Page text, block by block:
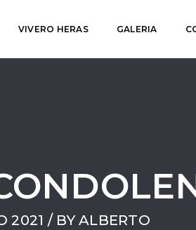
VIVERO HERAS GALERIA
2021 / BYALBERTO